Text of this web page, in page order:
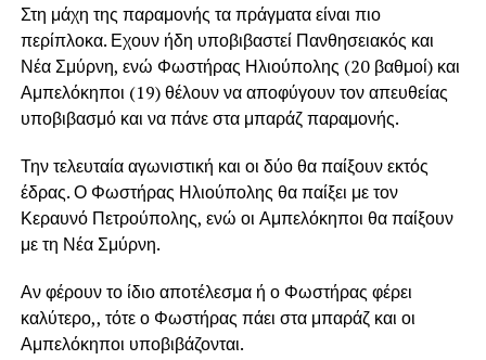
Στη μάχη της παραμονής τα πράγματα είναι πιο
περίπλοκα. Εχουν ήδη υποβιβαστεί Πανθησειακός και
Νέα Σμύρνη, ενώ Φωστήρας Ηλιούπολης (20 βαθμοί) και
Αμπελόκηποι (19) θέλουν να αποφύγουν τον απευθείας
υποβιβασμό και να πάνε στα μπαράζ παραμονής.
Την τελευταία αγωνιστική και οι δύο θα παίξουν εκτός
έδρας. Ο Φωστήρας Ηλιούπολης θα παίξει με τον
Κεραυνό Πετρούπολης, ενώ οι Αμπελόκηποι θα παίξουν
με τη Νέα Σμύρνη.
Αν φέρουν το ίδιο αποτέλεσμα ή ο Φωστήρας φέρει
καλύτερο,, τότε ο Φωστήρας πάει στα μπαράζ και οι
Αμπελόκηποι υποβιβάζονται.